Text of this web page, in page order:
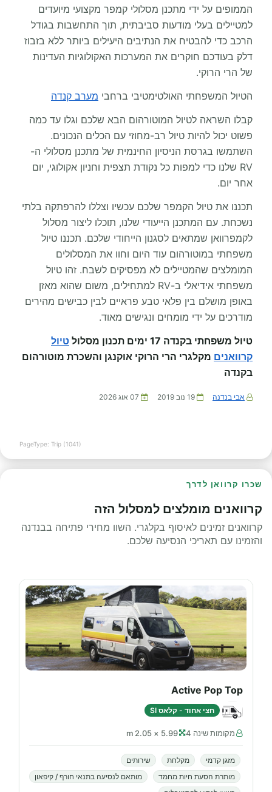
הממופים על ידי מתכנן מסלולי קמפר מקצועי מיועדים
למטיילים בעלי מודעות סביבתית, תוך התחשבות בגודל
הרכב כדי להבטיח את הנתיבים היעילים ביותר ללא בזבוז
דלק בעודכם חוקרים את המערכות האקולוגיות העדינות
של הרי הרוקי.
הטיול המשפחתי האולטימטיבי ברחבי מערב קנדה
קבלו השראה לטיול המוטורהום הבא שלכם וגלו עד כמה
פשוט יכול להיות טיול רב-מחוזי עם הכלים הנכונים.
השתמשו בגרסת הניסיון החינמית של מתכנן מסלולי ה-
RV שלנו כדי למפות כל נקודת תצפית וחניון אקולוגי, יום
אחר יום.
תכננו את טיול הקמפר שלכם עכשיו וצללו להרפתקה בלתי
נשכחת. עם המתכנן הייעודי שלנו, תוכלו ליצור מסלול
לקמפרוואן שמתאים לסגנון הייחודי שלכם. תכננו טיול
משפחתי במוטורהום עוד היום וחוו את המסלולים
המומלצים שהמטיילים לא מפסיקים לשבח. זהו טיול
משפחתי אידיאלי ב-RV למתחילים, משום שהוא מאזן
באופן מושלם בין פלאי טבע פראיים לבין כבישים מהירים
מודרכים על ידי מומחים ונגישים מאוד.
טיול משפחתי בקנדה 17 ימים תכנון מסלול
טיול
קרוואנים מקלגרי הרי הרוקי אוקנגן והשכרת מוטורהום
בקנדה
אבי בנדנה 19 נוב 2019 07 אוג 2026
PageType: Trip (1041)
שכרו קרוואן לדרך
קרוואנים מומלצים למסלול הזה
קרוואנים זמינים לאיסוף בקלגרי. השוו מחירי פתיחה בבנדנה
והזמינו עם תאריכי הנסיעה שלכם.
Active Pop Top
חצי אחוד - קלאס SI
מקומות שינה 4 5.99 × 2.05 m
מזגן קדמי מקלחת
שירותים
מותרת הסעת חיות מחמד
מותאם לנסיעה בתנאי חורף / קיפאון